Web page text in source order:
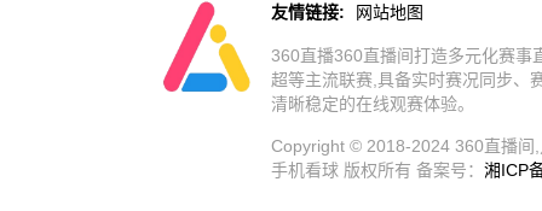
友情链接: 网站地图
360直播360直播间打造多元化赛事
超等主流联赛,具备实时赛况同步、
清晰稳定的在线观赛体验。
Copyright © 2018-2024 360直播间
手机看球 版权所有 备案号： 湘ICP